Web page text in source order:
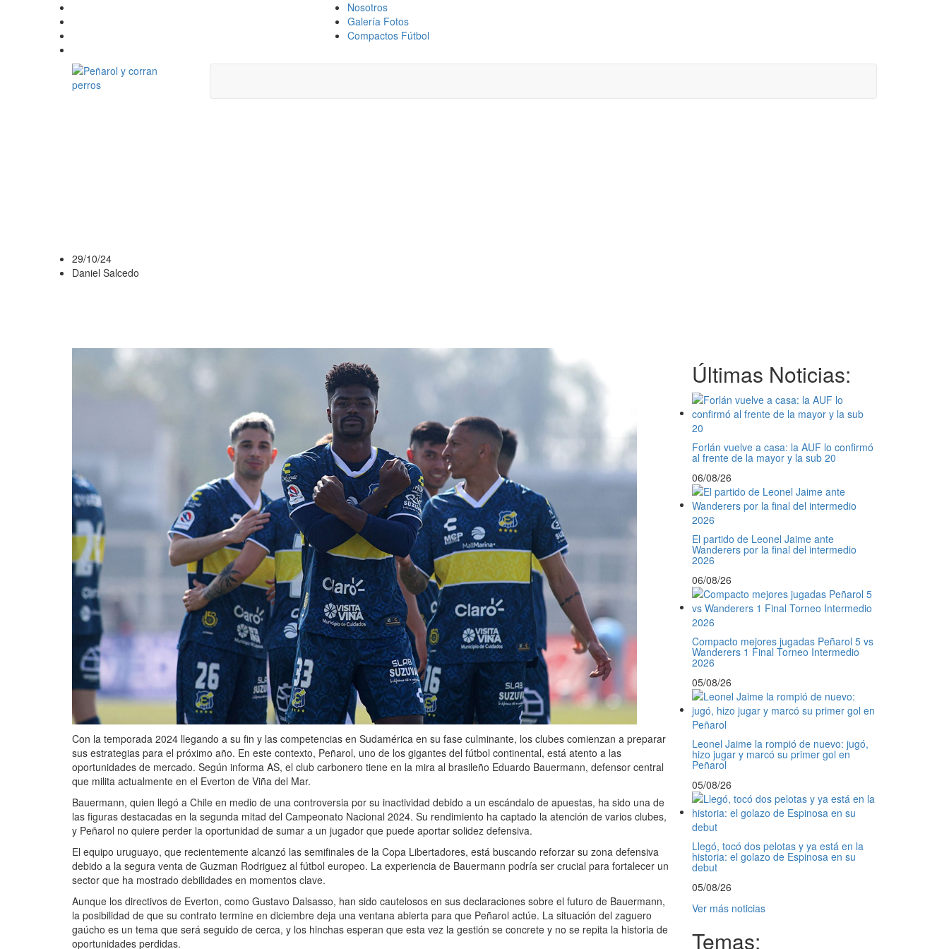
Nosotros
Galería Fotos
Compactos Fútbol
29/10/24
Daniel Salcedo
Con la temporada 2024 llegando a su fin y las competencias en Sudamérica en su fase culminante, los clubes comienzan a preparar
sus estrategias para el próximo año. En este contexto, Peñarol, uno de los gigantes del fútbol continental, está atento a las
oportunidades de mercado. Según informa AS, el club carbonero tiene en la mira al brasileño Eduardo Bauermann, defensor central
que milita actualmente en el Everton de Viña del Mar.
Bauermann, quien llegó a Chile en medio de una controversia por su inactividad debido a un escándalo de apuestas, ha sido una de
las figuras destacadas en la segunda mitad del Campeonato Nacional 2024. Su rendimiento ha captado la atención de varios clubes,
y Peñarol no quiere perder la oportunidad de sumar a un jugador que puede aportar solidez defensiva.
El equipo uruguayo, que recientemente alcanzó las semifinales de la Copa Libertadores, está buscando reforzar su zona defensiva
debido a la segura venta de Guzman Rodriguez al fútbol europeo. La experiencia de Bauermann podría ser crucial para fortalecer un
sector que ha mostrado debilidades en momentos clave.
Aunque los directivos de Everton, como Gustavo Dalsasso, han sido cautelosos en sus declaraciones sobre el futuro de Bauermann,
la posibilidad de que su contrato termine en diciembre deja una ventana abierta para que Peñarol actúe. La situación del zaguero
gaúcho es un tema que será seguido de cerca, y los hinchas esperan que esta vez la gestión se concrete y no se repita la historia de
oportunidades perdidas.
Últimas Noticias:
Forlán vuelve a casa: la AUF lo confirmó
al frente de la mayor y la sub 20
06/08/26
El partido de Leonel Jaime ante
Wanderers por la final del intermedio
2026
06/08/26
Compacto mejores jugadas Peñarol 5 vs
Wanderers 1 Final Torneo Intermedio
2026
05/08/26
Leonel Jaime la rompió de nuevo: jugó,
hizo jugar y marcó su primer gol en
Peñarol
05/08/26
Llegó, tocó dos pelotas y ya está en la
historia: el golazo de Espinosa en su
debut
05/08/26
Ver más noticias
Temas: